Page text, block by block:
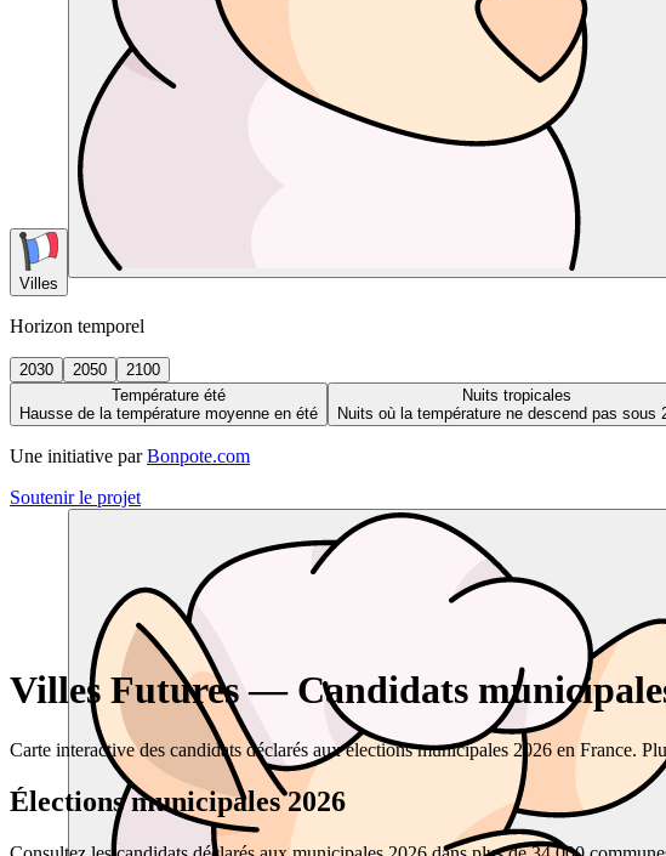
Villes
Horizon temporel
2030 2050
2100
Température été
Hausse de la température moyenne en été
Nuits tropicales
Nuits où la température ne descend pas sous
Une initiative par Bonpote.com
Soutenir le projet
Villes Futures — Candidats
Carte interactive des candidats déclarés aux élections municipales 2026 en France.
Élections municipales 2026